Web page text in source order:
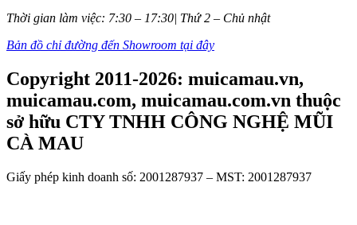
Thời gian làm việc: 7:30 – 17:30| Thứ 2 – Chủ nhật
Bản đồ chỉ đường đến Showroom tại đây
Copyright 2011-2026: muicamau.vn,
muicamau.com, muicamau.com.vn thuộc
sở hữu CTY TNHH CÔNG NGHỆ MŨI
CÀ MAU
Giấy phép kinh doanh số: 2001287937 – MST: 2001287937